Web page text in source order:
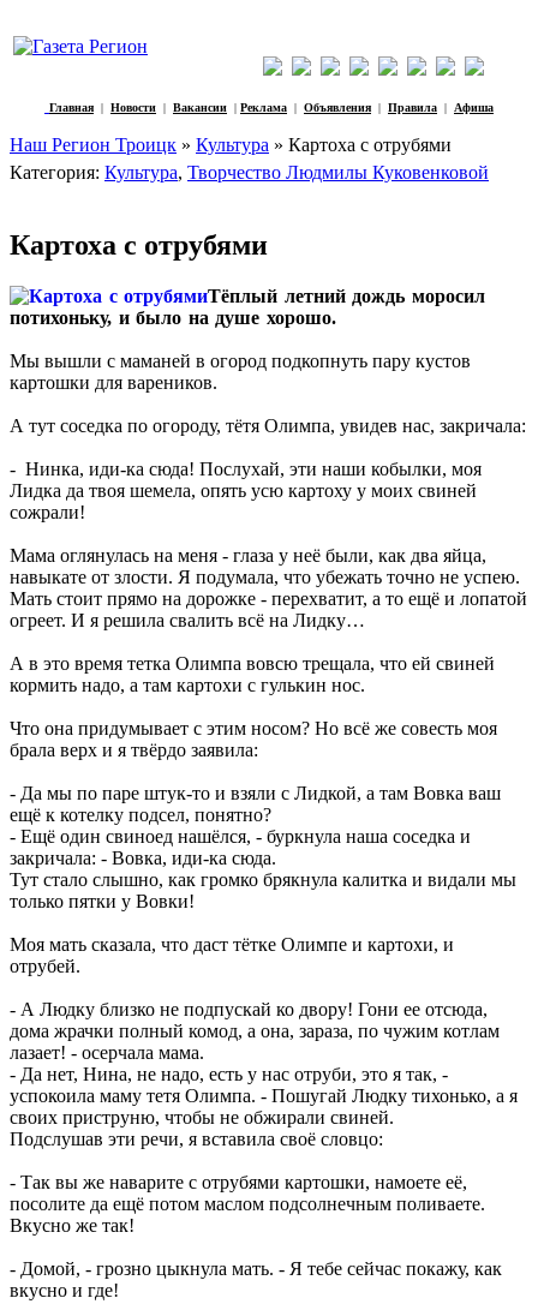
Главная | Новости | Вакансии | Реклама | Объявления | Правила | Афиша
Наш Регион Троицк » Культура » Картоха с отрубями
Категория: Культура, Творчество Людмилы Куковенковой
Картоха с отрубями
Тёплый летний дождь моросил
потихоньку, и было на душе хорошо.
Мы вышли с маманей в огород подкопнуть пару кустов
картошки для вареников.
А тут соседка по огороду, тётя Олимпа, увидев нас, закричала:
- Нинка, иди-ка сюда! Послухай, эти наши кобылки, моя
Лидка да твоя шемела, опять усю картоху у моих свиней
сожрали!
Мама оглянулась на меня - глаза у неё были, как два яйца,
навыкате от злости. Я подумала, что убежать точно не успею.
Мать стоит прямо на дорожке - перехватит, а то ещё и лопатой
огреет. И я решила свалить всё на Лидку…
А в это время тетка Олимпа вовсю трещала, что ей свиней
кормить надо, а там картохи с гулькин нос.
Что она придумывает с этим носом? Но всё же совесть моя
брала верх и я твёрдо заявила:
- Да мы по паре штук-то и взяли с Лидкой, а там Вовка ваш
ещё к котелку подсел, понятно?
- Ещё один свиноед нашёлся, - буркнула наша соседка и
закричала: - Вовка, иди-ка сюда.
Тут стало слышно, как громко брякнула калитка и видали мы
только пятки у Вовки!
Моя мать сказала, что даст тётке Олимпе и картохи, и
отрубей.
- А Людку близко не подпускай ко двору! Гони ее отсюда,
дома жрачки полный комод, а она, зараза, по чужим котлам
лазает! - осерчала мама.
- Да нет, Нина, не надо, есть у нас отруби, это я так, -
успокоила маму тетя Олимпа. - Пошугай Людку тихонько, а я
своих приструню, чтобы не обжирали свиней.
Подслушав эти речи, я вставила своё словцо:
- Так вы же наварите с отрубями картошки, намоете её,
посолите да ещё потом маслом подсолнечным поливаете.
Вкусно же так!
- Домой, - грозно цыкнула мать. - Я тебе сейчас покажу, как
вкусно и где!